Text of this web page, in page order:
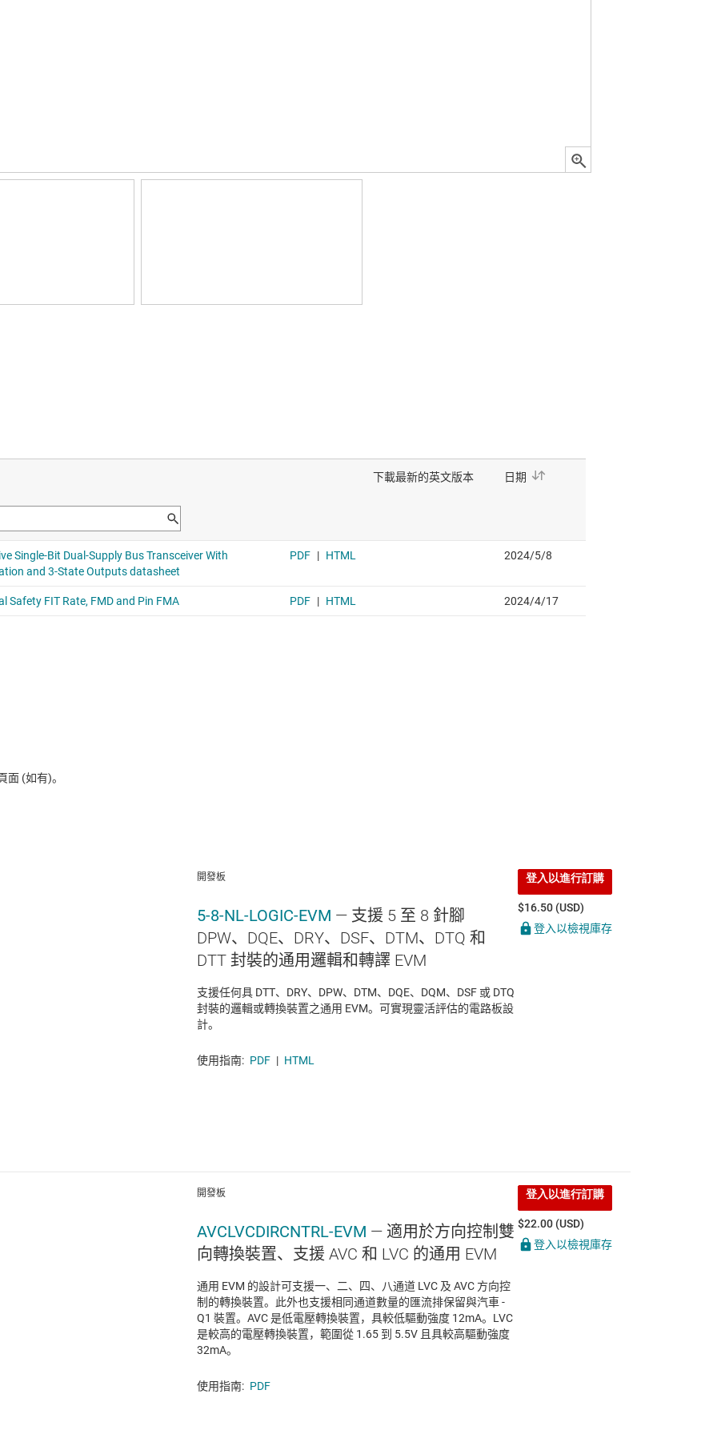
(如有)。
開發板
5-8-NL-LOGIC-EVM — 支援 5 至 8 針腳
DPW、DQE、DRY、DSF、DTM、DTQ 和
DTT 封裝的通用邏輯和轉譯 EVM
支援任何具 DTT、DRY、DPW、DTM、DQE、DQM、DSF 或 DTQ
封裝的邏輯或轉換裝置之通用 EVM。可實現靈活評估的電路板設
計。
使用指南: PDF | HTML
登入以進行訂購
$16.50 (USD)
登入以檢視庫存
開發板
AVCLVCDIRCNTRL-EVM — 適用於方向控制雙
向轉換裝置、支援 AVC 和 LVC 的通用 EVM
通用 EVM 的設計可支援一、二、四、八通道 LVC 及 AVC 方向控
制的轉換裝置。此外也支援相同通道數量的匯流排保留與汽車 -
Q1 裝置。AVC 是低電壓轉換裝置，具較低驅動強度 12mA。LVC
是較高的電壓轉換裝置，範圍從 1.65 到 5.5V 且具較高驅動強度
32mA。
使用指南: PDF
登入以進行訂購
$22.00 (USD)
登入以檢視庫存